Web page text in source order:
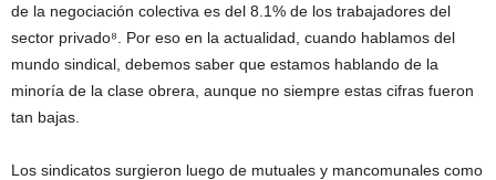
de la negociación colectiva es del 8.1% de los trabajadores del
sector privado⁸. Por eso en la actualidad, cuando hablamos del
mundo sindical, debemos saber que estamos hablando de la
minoría de la clase obrera, aunque no siempre estas cifras fueron
tan bajas.
Los sindicatos surgieron luego de mutuales y mancomunales como